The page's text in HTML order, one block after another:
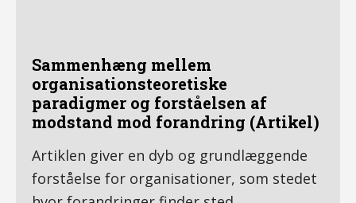
Sammenhæng mellem
organisationsteoretiske
paradigmer og forståelsen af
modstand mod forandring (Artikel)
Artiklen giver en dyb og grundlæggende
forståelse for organisationer, som stedet